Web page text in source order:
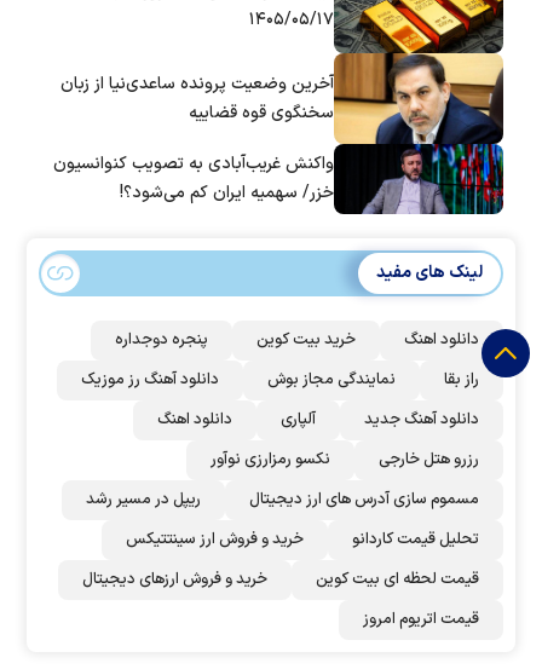
۱۴۰۵/۰۵/۱۷
آخرین وضعیت پرونده ساعدی‌نیا از زبان
سخنگوی قوه قضاییه
واکنش غریب‌آبادی به تصویب کنوانسیون
خزر/ سهمیه ایران کم می‌شود؟!
لینک های مفید
دانلود اهنگ خرید بیت کوین
پنجره دوجداره
راز بقا
نمایندگی مجاز بوش
دانلود آهنگ رز‌ موزیک
دانلود آهنگ جدید
آلپاری
دانلود اهنگ
رزرو هتل خارجی
نکسو رمزارزی نوآور
مسموم سازی آدرس های ارز دیجیتال
ریپل در مسیر رشد
تحلیل قیمت کاردانو
خرید و فروش ارز سینتتیکس
قیمت لحظه ای بیت کوین
خرید و فروش ارزهای دیجیتال
قیمت اتریوم امروز